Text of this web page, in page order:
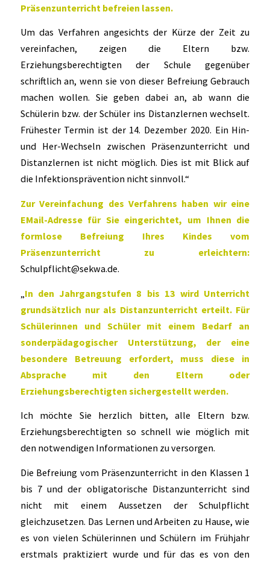
Präsenzunterricht befreien lassen.
Um das Verfahren angesichts der Kürze der Zeit zu
vereinfachen, zeigen die Eltern bzw.
Erziehungsberechtigten der Schule gegenüber
schriftlich an, wenn sie von dieser Befreiung Gebrauch
machen wollen. Sie geben dabei an, ab wann die
Schülerin bzw. der Schüler ins Distanzlernen wechselt.
Frühester Termin ist der 14. Dezember 2020. Ein Hin-
und Her-Wechseln zwischen Präsenzunterricht und
Distanzlernen ist nicht möglich. Dies ist mit Blick auf
die Infektionsprävention nicht sinnvoll.“
Zur Vereinfachung des Verfahrens haben wir eine
EMail-Adresse für Sie eingerichtet, um Ihnen die
formlose Befreiung Ihres Kindes vom
Präsenzunterricht zu erleichtern:
Schulpflicht@sekwa.de.
In den Jahrgangstufen 8 bis 13 wird Unterricht
grundsätzlich nur als Distanzunterricht erteilt. Für
Schülerinnen und Schüler mit einem Bedarf an
sonderpädagogischer Unterstützung, der eine
besondere Betreuung erfordert, muss diese in
Absprache mit den Eltern oder
Erziehungsberechtigten sichergestellt werden.
Ich möchte Sie herzlich bitten, alle Eltern bzw.
Erziehungsberechtigten so schnell wie möglich mit
den notwendigen Informationen zu versorgen.
Die Befreiung vom Präsenzunterricht in den Klassen 1
bis 7 und der obligatorische Distanzunterricht sind
nicht mit einem Aussetzen der Schulpflicht
gleichzusetzen. Das Lernen und Arbeiten zu Hause, wie
es von vielen Schülerinnen und Schülern im Frühjahr
erstmals praktiziert wurde und für das es von den